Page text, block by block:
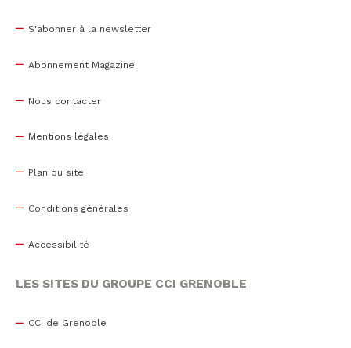
S'abonner à la newsletter
Abonnement Magazine
Nous contacter
Mentions légales
Plan du site
Conditions générales
Accessibilité
LES SITES DU GROUPE CCI GRENOBLE
CCI de Grenoble